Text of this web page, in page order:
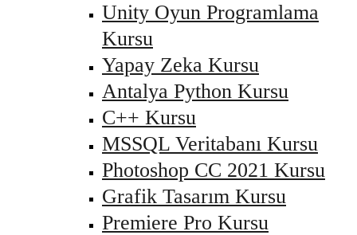
Unity Oyun Programlama
Kursu
Yapay Zeka Kursu
Antalya Python Kursu
C++ Kursu
MSSQL Veritabanı Kursu
Photoshop CC 2021 Kursu
Grafik Tasarım Kursu
Premiere Pro Kursu